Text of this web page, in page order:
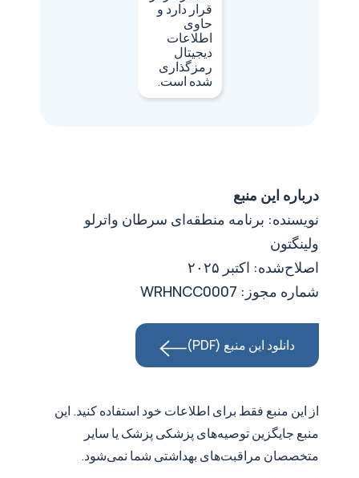
درباره این منبع
نویسنده: برنامه منطقه‌ای سرطان واترلو
ولینگتون
اصلاح‌شده: اکتبر ۲۰۲۵
شماره مجوز: WRHNCC0007
دانلود این منبع (PDF)
از این منبع فقط برای اطلاعات خود استفاده کنید. این
منبع جایگزین توصیه‌های پزشکی پزشک یا سایر
متخصصان مراقبت‌های بهداشتی شما نمی‌شود.